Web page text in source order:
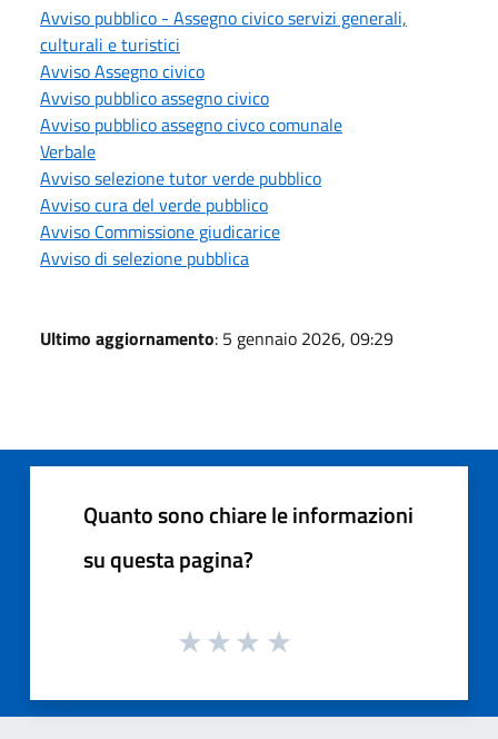
Avviso pubblico - Assegno civico servizi generali,
culturali e turistici
Avviso Assegno civico
Avviso pubblico assegno civico
Avviso pubblico assegno civco comunale
Verbale
Avviso selezione tutor verde pubblico
Avviso cura del verde pubblico
Avviso Commissione giudicarice
Avviso di selezione pubblica
Ultimo aggiornamento: 5 gennaio 2026, 09:29
Quanto sono chiare le informazioni
su questa pagina?